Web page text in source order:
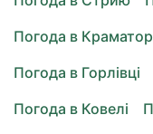
Погода в
Погода в Горлівці
Погода в Ковелі